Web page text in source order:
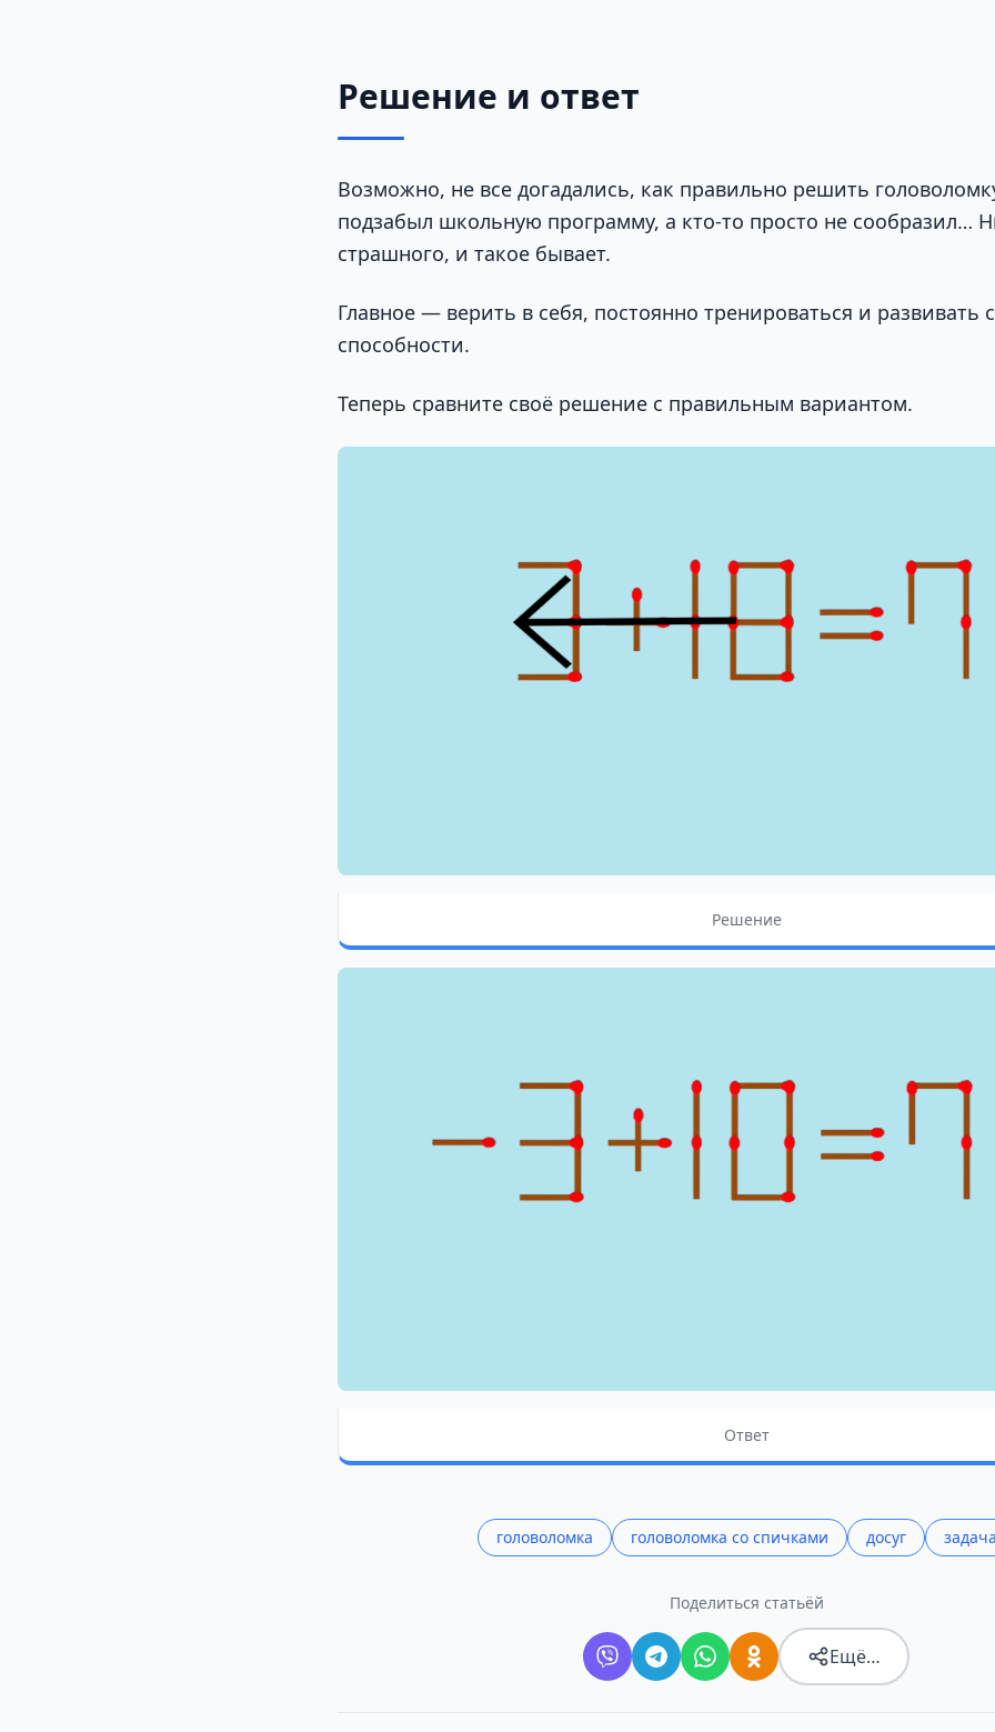
Решение и ответ
Возможно, не все догадались, как правильно решить
подзабыл школьную программу, а кто-то просто не сообразил…
страшного, и такое бывает.
Главное — верить в себя, постоянно тренироваться и развивать
способности.
Теперь сравните своё решение с правильным вариантом.
Решение
Ответ
головоломка головоломка со спичками досуг
Поделиться статьёй
Ещё…